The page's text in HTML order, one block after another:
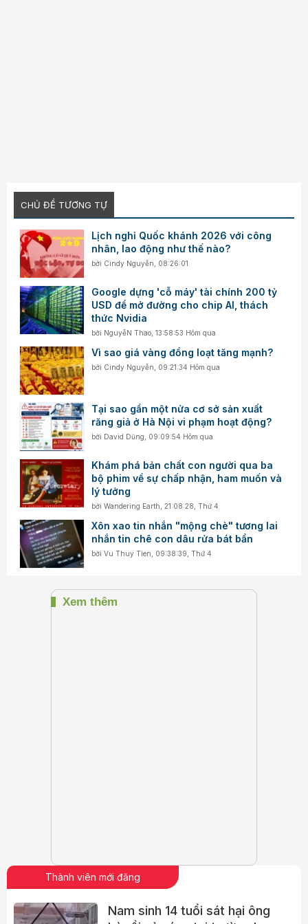
CHỦ ĐỀ TƯƠNG TỰ
Lịch nghỉ Quốc khánh 2026 với công
nhân, lao động như thế nào?
bởi Cindy Nguyễn 08:26:01
Google dựng 'cỗ máy' tài chính 200 tỷ
USD để mở đường cho chip AI, thách
thức Nvidia
bởi NguyễN Thao ,13:58:53 Hôm qua
Vì sao giá vàng đồng loạt tăng mạnh?
bởi Cindy Nguyễn 09:21:34 Hôm qua
Tại sao gần một nửa cơ sở sản xuất
răng giả ở Hà Nội vi phạm hoạt động?
bởi David Dũng 09:09:54 Hôm qua
Khám phá bản chất con người qua ba
bộ phim về sự chấp nhận, ham muốn và
lý tưởng
bởiWandering Earth ,21:08:28, Thứ 4
Xôn xao tin nhắn "mộng chè" tương lai
nhắn tin chê con dâu rửa bát bẩn
bởiVu Thuy Tien 09:38:39, Thứ 4
Thành viên mới đăng
Nam sinh 14 tuổi sát hại ông